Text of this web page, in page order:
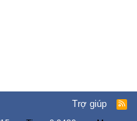
Trợ giúp
R